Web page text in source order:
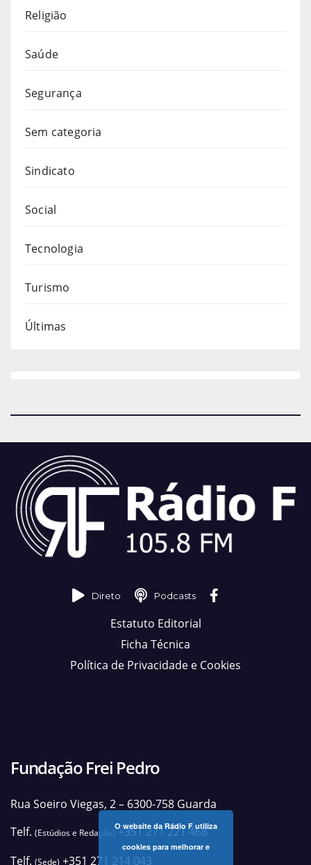
Religião
Saúde
Segurança
Sem categoria
Sindicato
Social
Tecnologia
Turismo
Últimas
Direto Podcasts
Estatuto Editorial
Ficha Técnica
Política de Privacidade e Cookies
Fundação Frei Pedro
Rua Soeiro Viegas, 2 – 6300-758 Guarda
Telf. (Estúdios e Redação)+351 271 221 468
Telf. (Sede) +351 271 214 043
O website da Rádio F utiliza
cookies para melhorar e